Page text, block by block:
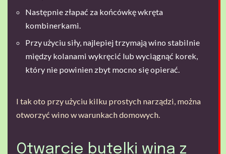
Następnie złapać za końcówkę wkręta
kombinerkami.
Przy użyciu siły, najlepiej trzymają wino stabilnie
między kolanami wykręcić lub wyciągnąć korek,
który nie powinien zbyt mocno się opierać.
I tak oto przy użyciu kilku prostych narządzi, można
otworzyć wino w warunkach domowych.
Otwarcie butelki wina z